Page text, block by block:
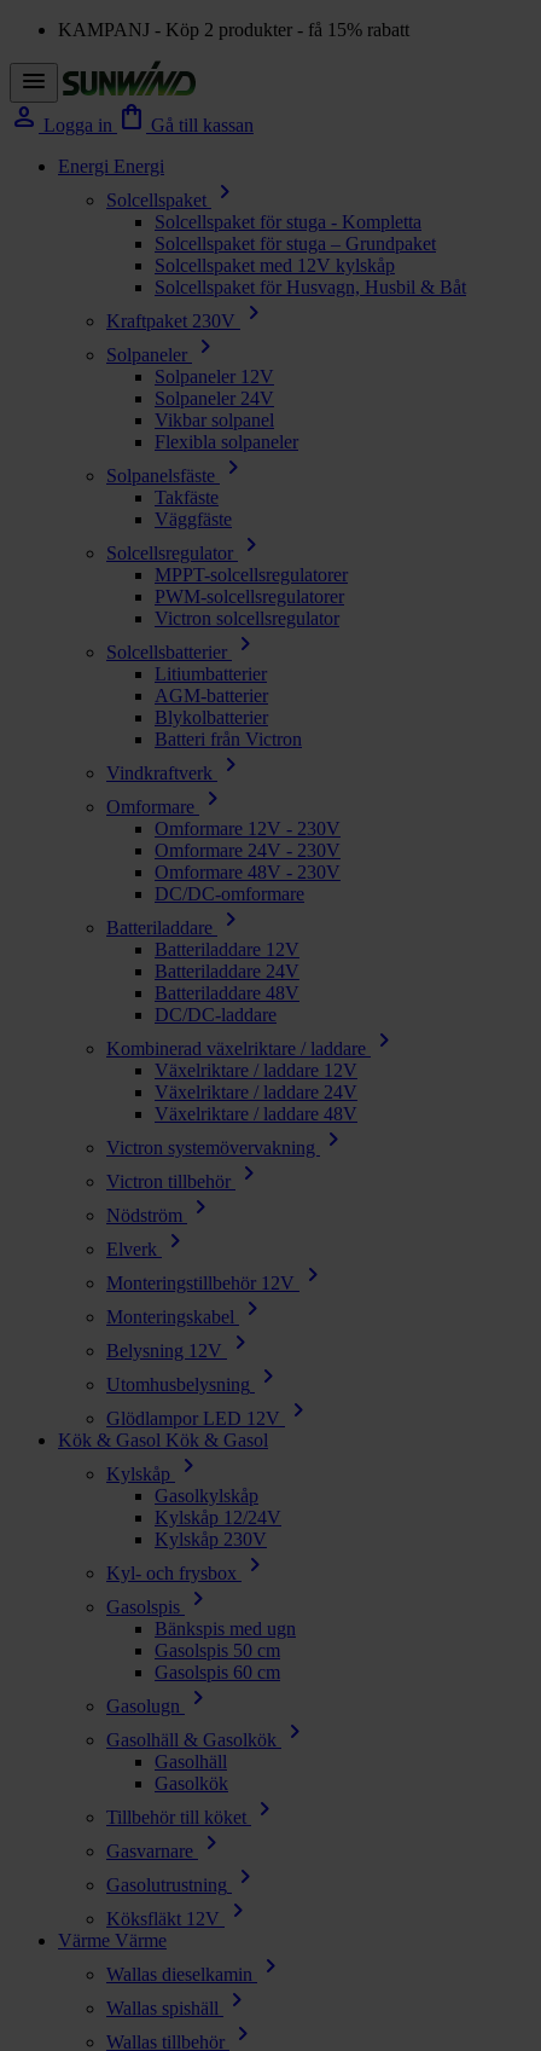
KAMPANJ - Köp 2 produkter - få 15% rabatt
menu
person Logga in shopping_bag Gå till kassan
Energi Energi
Solcellspaket
chevron_right
Solcellspaket för stuga - Kompletta
Solcellspaket för stuga – Grundpaket
Solcellspaket med 12V kylskåp
Solcellspaket för Husvagn, Husbil & Båt
Kraftpaket 230V
chevron_right
Solpaneler chevron_right
Solpaneler 12V
Solpaneler 24V
Vikbar solpanel
Flexibla solpaneler
Solpanelsfäste
chevron_right
Takfäste
Väggfäste
Solcellsregulator
chevron_right
MPPT-solcellsregulatorer
PWM-solcellsregulatorer
Victron solcellsregulator
Solcellsbatterier
chevron_right
Litiumbatterier
AGM-batterier
Blykolbatterier
Batteri från Victron
Vindkraftverk
chevron_right
Omformare chevron_right
Omformare 12V - 230V
Omformare 24V - 230V
Omformare 48V - 230V
DC/DC-omformare
Batteriladdare
chevron_right
Batteriladdare 12V
Batteriladdare 24V
Batteriladdare 48V
DC/DC-laddare
Kombinerad växelriktare / laddare
chevron_right
Växelriktare / laddare 12V
Växelriktare / laddare 24V
Växelriktare / laddare 48V
Victron systemövervakning
chevron_right
Victron tillbehör chevron_right
Nödström chevron_right
Elverk chevron_right
Monteringstillbehör 12V chevron_right
Monteringskabel chevron_right
Belysning 12V chevron_right
Utomhusbelysning chevron_right
Glödlampor LED 12V chevron_right
Kök & Gasol Kök & Gasol
Kylskåp
chevron_right
Gasolkylskåp
Kylskåp 12/24V
Kylskåp 230V
Kyl- och frysbox
chevron_right
Gasolspis chevron_right
Bänkspis med ugn
Gasolspis 50 cm
Gasolspis 60 cm
Gasolugn
chevron_right
Gasolhäll & Gasolkök chevron_right
Gasolhäll
Gasolkök
Tillbehör till köket
chevron_right
Gasvarnare chevron_right
Gasolutrustning chevron_right
Köksfläkt 12V chevron_right
Värme Värme
Wallas dieselkamin
chevron_right
Wallas spishäll chevron_right
Wallas tillbehör chevron_right